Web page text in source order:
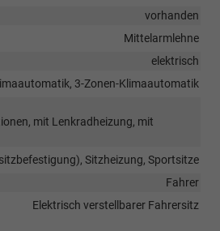
vorhanden
Mittelarmlehne
elektrisch
3-Zonen-Klimaautomatik
mit Lenkradheizung, mit
Sitzheizung, Sportsitze
Fahrer
Elektrisch verstellbarer Fahrersitz